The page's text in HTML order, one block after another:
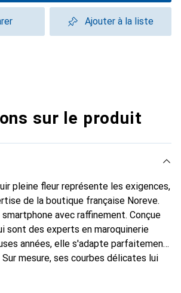
Ajouter à la liste
sur le produit
pleine fleur représente les exigences,
de la boutique française Noreve.
avec raffinement. Conçue
sont des experts en maroquinerie
années, elle s'adapte parfaitement
mesure, ses courbes délicates lui
indispensable pour votre smartphone.